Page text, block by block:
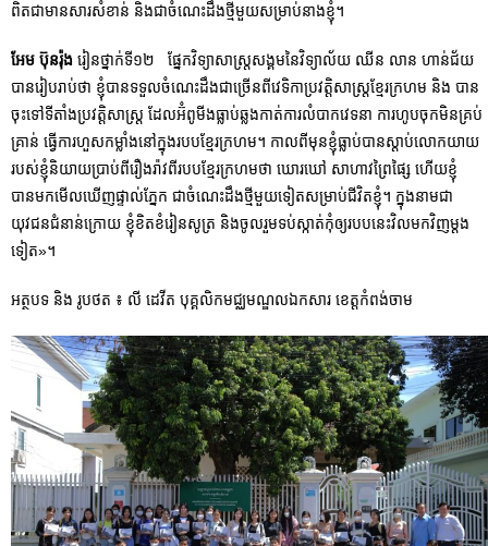
ពិតជាមានសារសំខាន់ និងជាចំណេះដឹងថ្មីមួយសម្រាប់នាងខ្ញុំ។
អែម ប៊ុនរ៉ុង រៀនថ្នាក់ទី១២ ផ្នែកវិទ្យាសាស្រ្តសង្គមនៃវិទ្យាល័យ ឈីន លាន ហាន់ជ័យ
បានរៀបរាប់ថា ខ្ញុំបានទទួលចំណេះដឹងជាច្រើនពីវេទិកាប្រវត្តិសាស្រ្តខ្មែរក្រហម និង បាន
ចុះទៅទីតាំងប្រវត្តិសាស្រ្ត ដែលអ៊ំពូមីងធ្លាប់ឆ្លងកាត់ការលំបាកវេទនា ការហូបចុកមិនគ្រប់
គ្រាន់ ធ្វើការហួសកម្លាំងនៅក្នុងរបបខ្មែរក្រហម។ កាលពីមុនខ្ញុំធ្លាប់បានស្ដាប់លោកយាយ
របស់ខ្ញុំនិយាយប្រាប់ពីរឿងរ៉ាវពីរបបខ្មែរក្រហមថា ឃោរឃៅ សាហាវព្រៃផ្សៃ ហើយខ្ញុំ
បានមកមើលឃើញផ្ទាល់ភ្នែក ជាចំណេះដឹងថ្មីមួយទៀតសម្រាប់ជីវិតខ្ញុំ។ ក្នុងនាមជា
យុវជនជំនាន់ក្រោយ ខ្ញុំខិតខំរៀនសូត្រ និងចូលរួមទប់ស្កាត់កុំឲ្យរបបនេះវិលមកវិញម្ដង
ទៀត»។
អត្ថបទ និង រូបថត ៖ លី ដេវីត បុគ្គលិកមជ្ឈមណ្ឌលឯកសារ ខេត្តកំពង់ចាម